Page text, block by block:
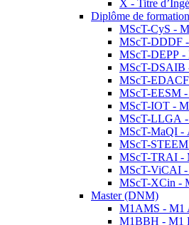
X - Titre
Diplôme de
MScT-CyS -
MScT-DDDF
MScT-DEPP -
MScT-DSAIB
MScT-EDACF
MScT-EESM -
MScT-IOT -
MScT-LLGA -
MScT-MaQI -
MScT-STEEM
MScT-TRAI -
MScT-ViCAI -
MScT-XCin -
Master (DNM)
M1AMS - M1
M1BBH - M1